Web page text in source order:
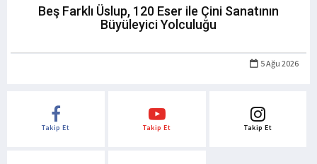
Beş Farklı Üslup, 120 Eser ile Çini Sanatının
Büyüleyici Yolculuğu
5 Ağu 2026
Takip Et Takip Et Takip Et